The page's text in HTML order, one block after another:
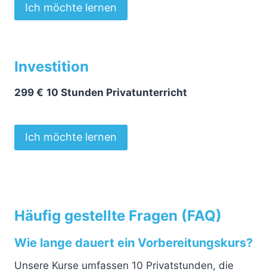
Ich möchte lernen
Investition
299 € 10 Stunden Privatunterricht
Ich möchte lernen
Häufig gestellte Fragen (FAQ)
Wie lange dauert ein Vorbereitungskurs?
Unsere Kurse umfassen 10 Privatstunden, die